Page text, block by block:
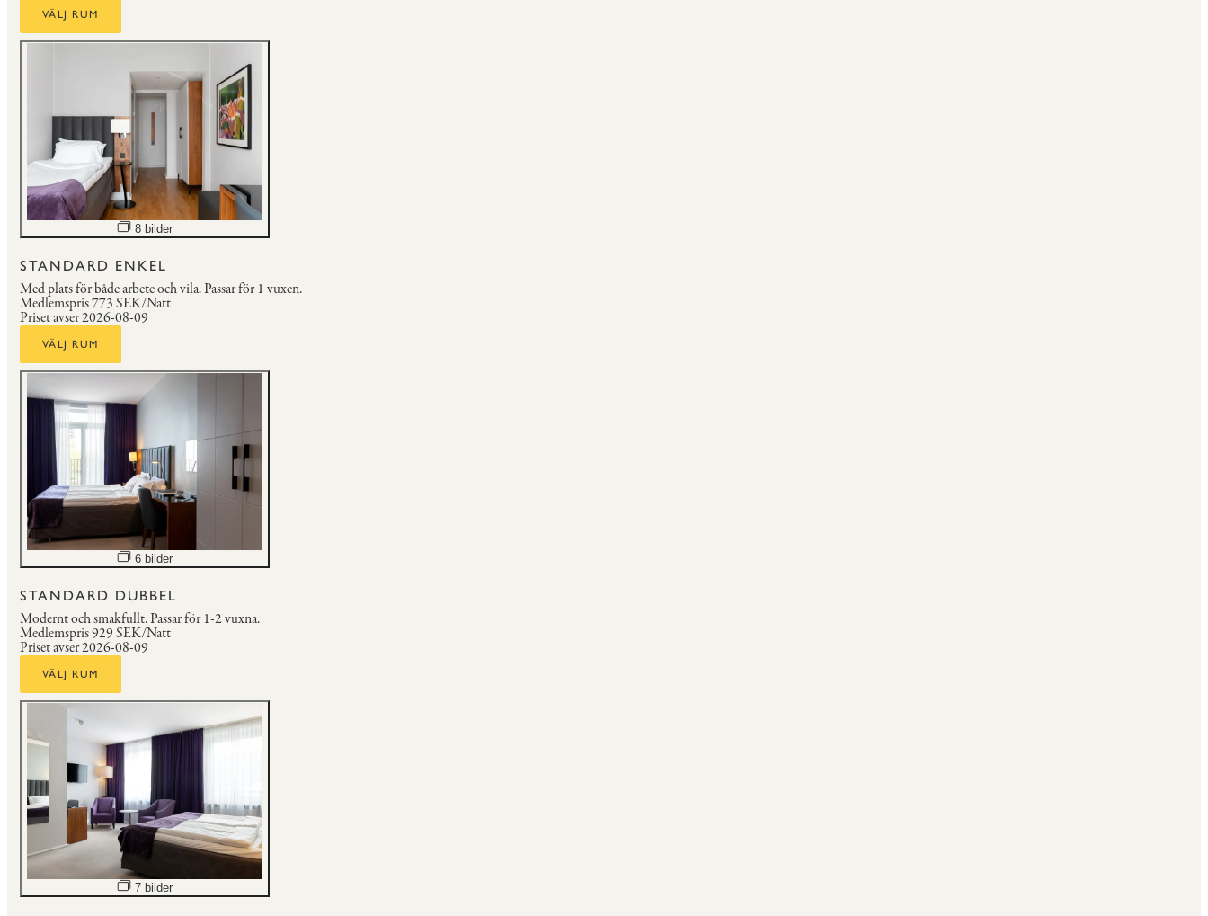
VÄLJ RUM
Öppna bildspel
8 bilder
STANDARD ENKEL
Med plats för både arbete och vila.Passar för 1 vuxen.
Medlemspris773 SEK/Natt
Priset avser 2026-08-09
VÄLJ RUM
Öppna bildspel
6 bilder
STANDARD DUBBEL
Modernt och smakfullt.Passar för 1-2 vuxna.
Medlemspris929 SEK/Natt
Priset avser 2026-08-09
VÄLJ RUM
Öppna bildspel
7 bilder